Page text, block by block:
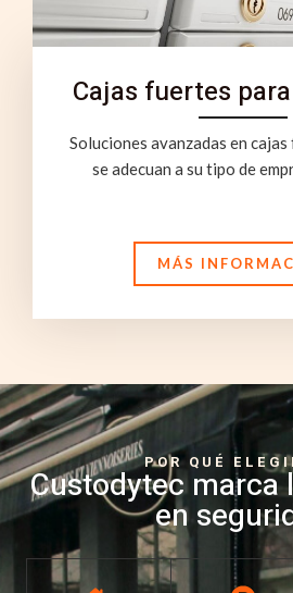
Cajas fuertes
Soluciones avanzadas en
se adecuan a su tipo de
MÁS
POR QUÉ
Custodytec marca
en